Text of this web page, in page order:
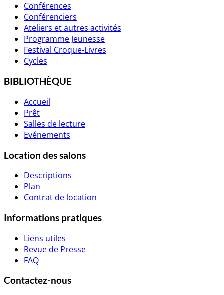
Conférences
Conférenciers
Ateliers et autres activités
Programme Jeunesse
Festival Croque-Livres
Cycles
BIBLIOTHÈQUE
Accueil
Prêt
Salles de lecture
Evénements
Location des salons
Descriptions
Plan
Contrat de location
Informations pratiques
Liens utiles
Revue de Presse
FAQ
Contactez-nous